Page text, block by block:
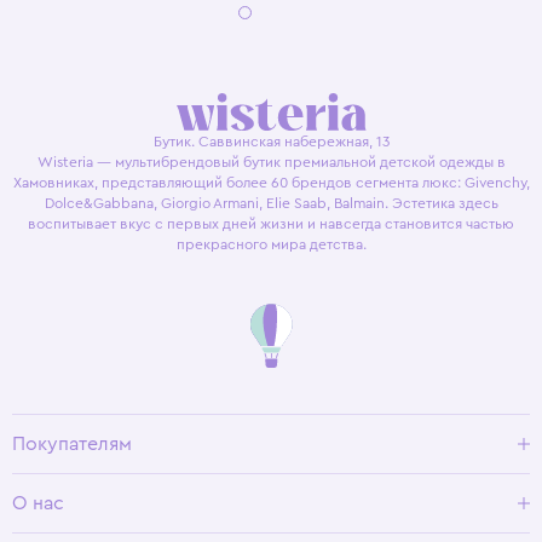
Бутик. Саввинская набережная, 13
Wisteria — мультибрендовый бутик премиальной детской одежды в
Хамовниках, представляющий более 60 брендов сегмента люкс: Givenchy,
Dolce&Gabbana, Giorgio Armani, Elie Saab, Balmain. Эстетика здесь
воспитывает вкус с первых дней жизни и навсегда становится частью
прекрасного мира детства.
Покупателям
Условия возврата
О нас